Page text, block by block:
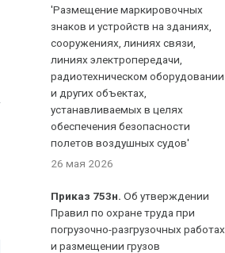
'Размещение маркировочных
знаков и устройств на зданиях,
сооружениях, линиях связи,
линиях электропередачи,
радиотехническом оборудовании
и других объектах,
устанавливаемых в целях
обеспечения безопасности
полетов воздушных судов'
26 мая 2026
Приказ 753н. Об утверждении
Правил по охране труда при
погрузочно-разгрузочных работах
и размещении грузов